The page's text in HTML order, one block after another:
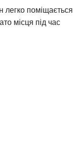
легко поміщається
місця під час